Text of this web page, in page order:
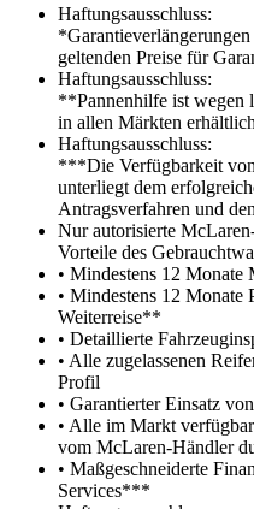
Haftungsausschluss:
geltenden Preise für
Haftungsausschluss:
**Pannenhilfe ist wegen
in allen Märkten
Haftungsausschluss:
***Die Verfügbarkeit
unterliegt dem
Antragsverfahren und
Nur autorisierte
Vorteile des
• Mindestens 12
• Mindestens 12 Monate
Weiterreise**
• Detaillierte
• Alle zugelassenen
Profil
• Garantierter Einsatz
• Alle im Markt
vom McLaren-Händler
• Maßgeschneiderte
Services***